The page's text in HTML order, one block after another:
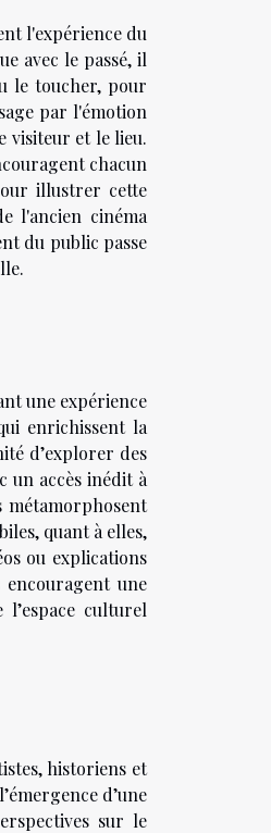
l'expérience du
avec le passé, il
le toucher, pour
par l'émotion
visiteur et le lieu.
chacun
illustrer cette
l'ancien cinéma
du public passe
une expérience
enrichissent la
d’explorer des
un accès inédit à
métamorphosent
quant à elles,
ou explications
une
culturel
historiens et
d’une
sur le